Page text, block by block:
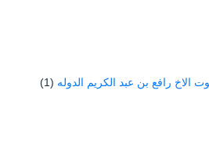
الاخ رافع بن عبد الكريم الدوله (1)